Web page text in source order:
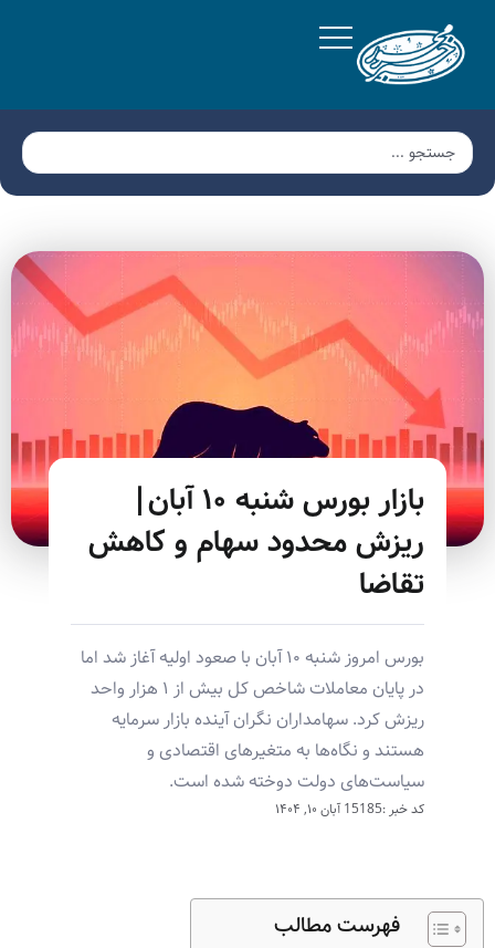
بازار بورس شنبه ۱۰ آبان|
ریزش محدود سهام و کاهش
تقاضا
بورس امروز شنبه ۱۰ آبان با صعود اولیه آغاز شد اما
در پایان معاملات شاخص کل بیش از ۱ هزار واحد
ریزش کرد. سهامداران نگران آینده بازار سرمایه
هستند و نگاه‌ها به متغیرهای اقتصادی و
سیاست‌های دولت دوخته شده است.
کد خبر :15185 آبان ۱۰, ۱۴۰۴
فهرست مطالب